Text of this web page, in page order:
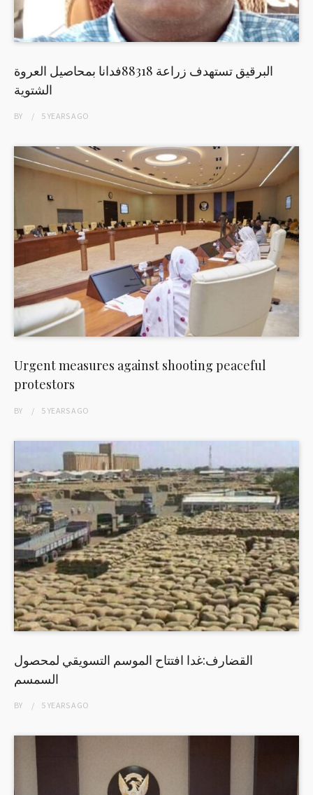
البرقيق تستهدف زراعة 88318فدانا بمحاصيل العروة
الشتوية
BY 5 YEARSAGO
Urgent measures against shooting peaceful
protestors
BY 5 YEARSAGO
القضارف:غدا افتتاح الموسم التسويقي لمحصول
السمسم
BY 5 YEARSAGO